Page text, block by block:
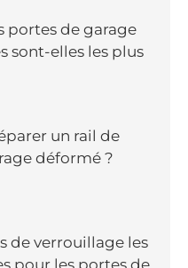
portes de garage
sont-elles les plus
un rail de
déformé ?
de verrouillage les
pour les portes de